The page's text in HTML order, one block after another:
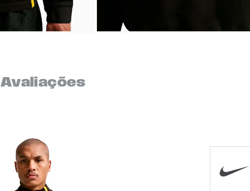
Para ter uma melhor experiência de compra,
Avaliações